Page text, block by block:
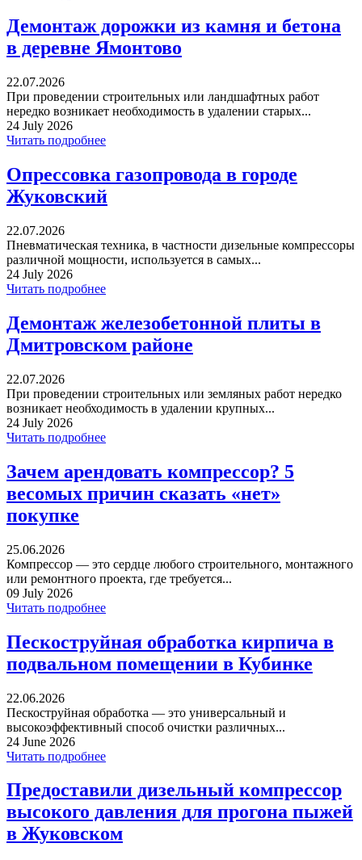
Демонтаж дорожки из камня и бетона
в деревне Ямонтово
22.07.2026
При проведении строительных или ландшафтных работ
нередко возникает необходимость в удалении старых...
24 July 2026
Читать подробнее
Опрессовка газопровода в городе
Жуковский
22.07.2026
Пневматическая техника, в частности дизельные компрессоры
различной мощности, используется в самых...
24 July 2026
Читать подробнее
Демонтаж железобетонной плиты в
Дмитровском районе
22.07.2026
При проведении строительных или земляных работ нередко
возникает необходимость в удалении крупных...
24 July 2026
Читать подробнее
Зачем арендовать компрессор? 5
весомых причин сказать «нет»
покупке
25.06.2026
Компрессор — это сердце любого строительного, монтажного
или ремонтного проекта, где требуется...
09 July 2026
Читать подробнее
Пескоструйная обработка кирпича в
подвальном помещении в Кубинке
22.06.2026
Пескоструйная обработка — это универсальный и
высокоэффективный способ очистки различных...
24 June 2026
Читать подробнее
Предоставили дизельный компрессор
высокого давления для прогона пыжей
в Жуковском